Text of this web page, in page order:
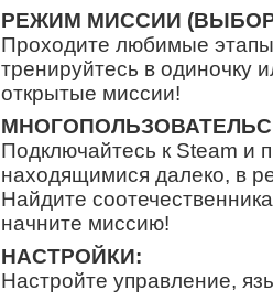
РЕЖИМ МИССИИ
Проходите любимые
тренируйтесь в одиночку
открытые миссии!
Подключайтесь к Steam и
находящимися далеко, в
Найдите
начните миссию!
НАСТРОЙКИ:
Настройте управление,